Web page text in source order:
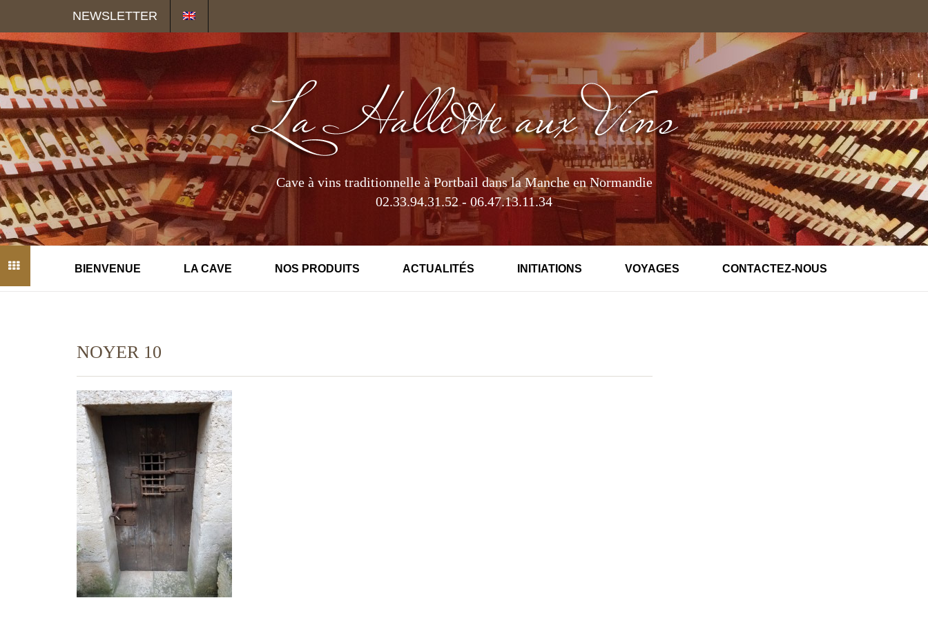
NEWSLETTER
Cave à vins traditionnelle à Portbail dans la Manche en Normandie
02.33.94.31.52 - 06.47.13.11.34
BIENVENUE LA CAVE NOS PRODUITS ACTUALITÉS INITIATIONS VOYAGES CONTACTEZ-NOUS
NOYER 10
Panneau de gestion des cookies